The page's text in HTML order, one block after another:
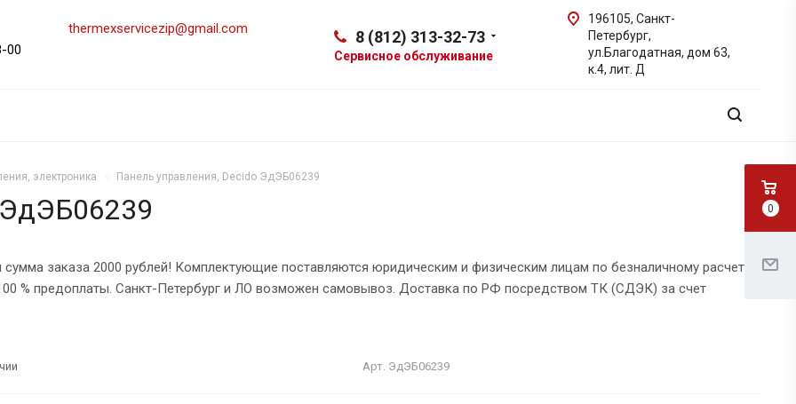
00
thermexservicezip@gmail.com 8 (812) 313-32-73
Сервисное обслуживание
196105, Санкт-
Петербург,
ул.Благодатная, дом 63,
к.4, лит. Д
электроника Панель управления, Decido ЭдЭБ06239
заказа 2000 рублей! Комплектующие поставляются юридическим и физическим лицам по безналичному расчету
% предоплаты. Санкт-Петербург и ЛО возможен самовывоз. Доставка по РФ посредством ТК (СДЭК) за счет
Арт. ЭдЭБ06239
0